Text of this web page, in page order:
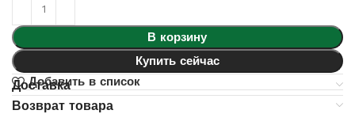
В корзину
Купить сейчас
Добавить в список
Доставка
Возврат товара